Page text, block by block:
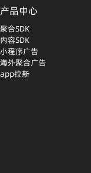
产品中心
聚合SDK
内容SDK
小程序广告
海外聚合广告
app拉新